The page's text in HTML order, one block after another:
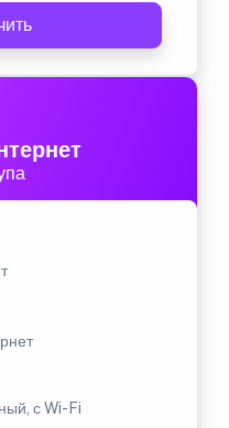
с Wi-Fi